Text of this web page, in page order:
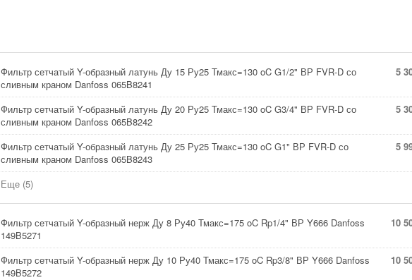
Фильтр сетчатый Y-образный латунь Ду 15 Ру25 Тмакс=130 oC G1/2" ВР FVR-D со
сливным краном Danfoss 065B8241
5
Фильтр сетчатый Y-образный латунь Ду 20 Ру25 Тмакс=130 oC G3/4" ВР FVR-D со
сливным краном Danfoss 065B8242
5
Фильтр сетчатый Y-образный латунь Ду 25 Ру25 Тмакс=130 oC G1" ВР FVR-D со
сливным краном Danfoss 065B8243
5
Еще (5)
Фильтр сетчатый Y-образный нерж Ду 8 Ру40 Тмакс=175 oC Rp1/4" ВР Y666 Danfoss
149B5271
10
Фильтр сетчатый Y-образный нерж Ду 10 Ру40 Тмакс=175 oC Rp3/8" ВР Y666 Danfoss
149B5272
10